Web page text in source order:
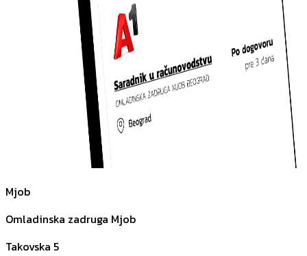
Mjob
Omladinska zadruga Mjob
Takovska 5